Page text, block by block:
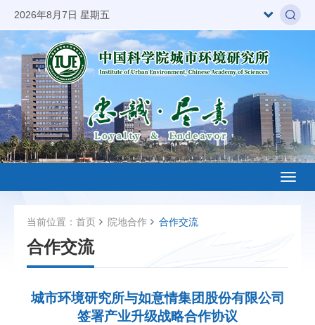
2026年8月7日 星期五
当前位置： 首页 院地合作 合作交流
合作交流
城市环境研究所与如意情集团股份有限公司
签署产业升级战略合作协议